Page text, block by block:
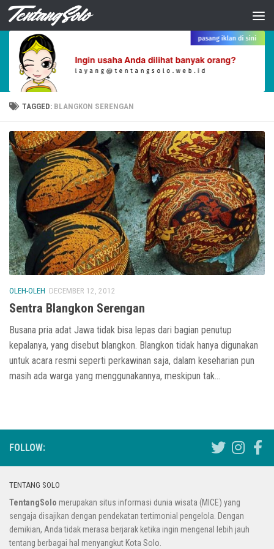
Skip to content
TAGGED: BLANGKON SERENGAN
OLEH-OLEH DECEMBER 12, 2012
Sentra Blangkon Serengan
Busana pria adat Jawa tidak bisa lepas dari bagian penutup
kepalanya, yang disebut blangkon. Blangkon tidak hanya digunakan
untuk acara resmi seperti perkawinan saja, dalam keseharian pun
masih ada warga yang menggunakannya, meskipun tak...
FOLLOW:
TENTANG SOLO
TentangSolo merupakan situs informasi dunia wisata (MICE) yang
sengaja disajikan dengan pendekatan tertimonial pengelola. Dengan
demikian, Anda tidak merasa berjarak ketika ingin mengenal lebih jauh
tentang berbagai hal menyangkut Kota Solo.